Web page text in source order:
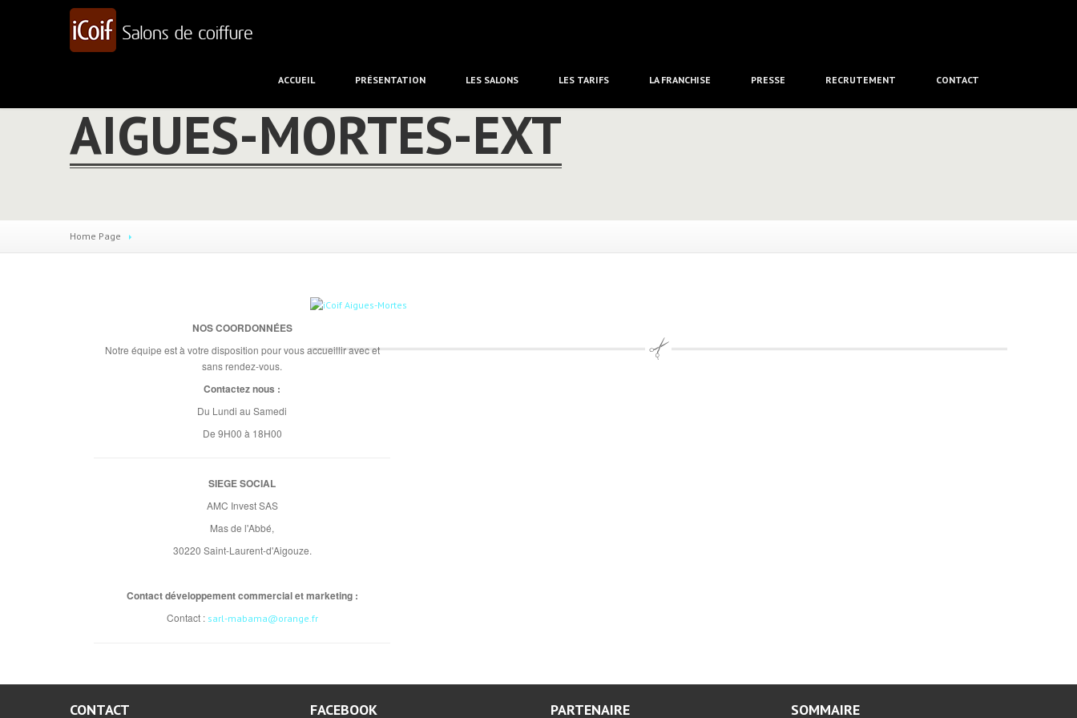
ACCUEIL PRÉSENTATION LES SALONS LES TARIFS LAFRANCHISE PRESSE RECRUTEMENT CONTACT
AIGUES-MORTES-EXT
Home Page
NOS COORDONNÉES
Notre équipe est à votre disposition pour vous accueillir avec et
sans rendez-vous.
Contactez nous :
Du Lundi au Samedi
De 9H00 à 18H00
SIEGE SOCIAL
AMC Invest SAS
Mas de l'Abbé,
30220 Saint-Laurent-d'Aigouze.
Contact développement commercial et marketing :
Contact : sarl-mabama@orange.fr
CONTACT FACEBOOK PARTENAIRE SOMMAIRE